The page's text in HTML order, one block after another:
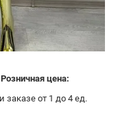
Розничная цена:
заказе от 1 до 4 ед.